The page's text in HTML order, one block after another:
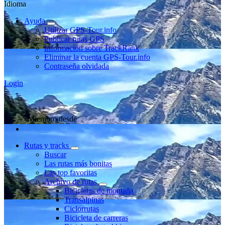
Idioma
Ayuda
Utilizar GPS-Tour.info
Publicar rutas GPS
Información sobre TrackRank
Eliminar la cuenta GPS-Tour.info
Contraseña olvidada
Login
Miembro desde
Rutas y tracks
Buscar
Las rutas más bonitas
Las top favoritas
Archivo de rutas
Bicicletas de montaña
Transalpinas
Ciclorrutas
Bicicleta de carreras